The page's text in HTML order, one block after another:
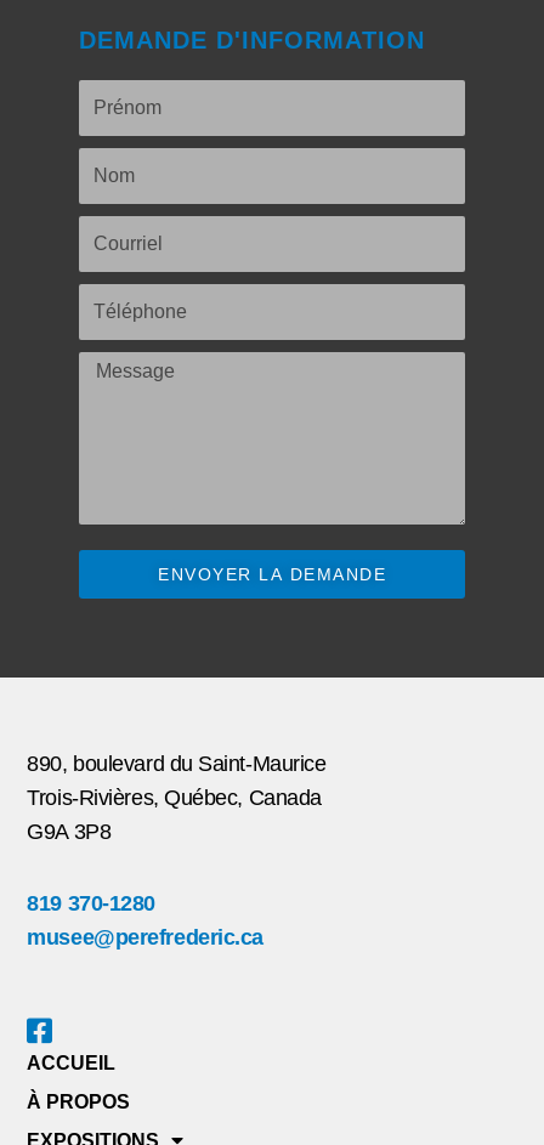
DEMANDE D'INFORMATION
Prénom
Nom
Courriel
Téléphone
Message
ENVOYER LA DEMANDE
890, boulevard du Saint-Maurice
Trois-Rivières, Québec, Canada
G9A 3P8
819 370-1280
musee@perefrederic.ca
ACCUEIL
À PROPOS
EXPOSITIONS